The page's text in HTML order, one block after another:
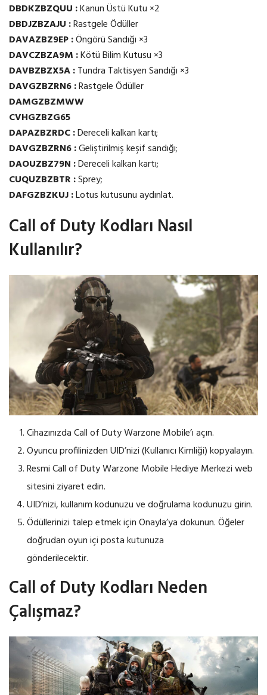
DBDKZBZQUU :Kanun Üstü Kutu ×2
DBDJZBZAJU :Rastgele Ödüller
DAVAZBZ9EP :Öngörü Sandığı ×3
DAVCZBZA9M :Kötü Bilim Kutusu ×3
DAVBZBZX5A :Tundra Taktisyen Sandığı ×3
DAVGZBZRN6 :Rastgele Ödüller
DAMGZBZMWW
CVHGZBZG65
DAPAZBZRDC :Dereceli kalkan kartı;
DAVGZBZRN6 :Geliştirilmiş keşif sandığı;
DAOUZBZ79N :Dereceli kalkan kartı;
CUQUZBZBTR :Sprey;
DAFGZBZKUJ :Lotus kutusunu aydınlat.
Call of Duty Kodları Nasıl
Kullanılır?
Cihazınızda Call of Duty Warzone Mobile’ı açın.
Oyuncu profilinizden UID’nizi (Kullanıcı Kimliği) kopyalayın.
Resmi Call of Duty Warzone Mobile Hediye Merkezi web
sitesini ziyaret edin.
UID’nizi, kullanım kodunuzu ve doğrulama kodunuzu girin.
Ödüllerinizi talep etmek için Onayla’ya dokunun. Öğeler
doğrudan oyun içi posta kutunuza
gönderilecektir.
Call of Duty Kodları Neden
Çalışmaz?